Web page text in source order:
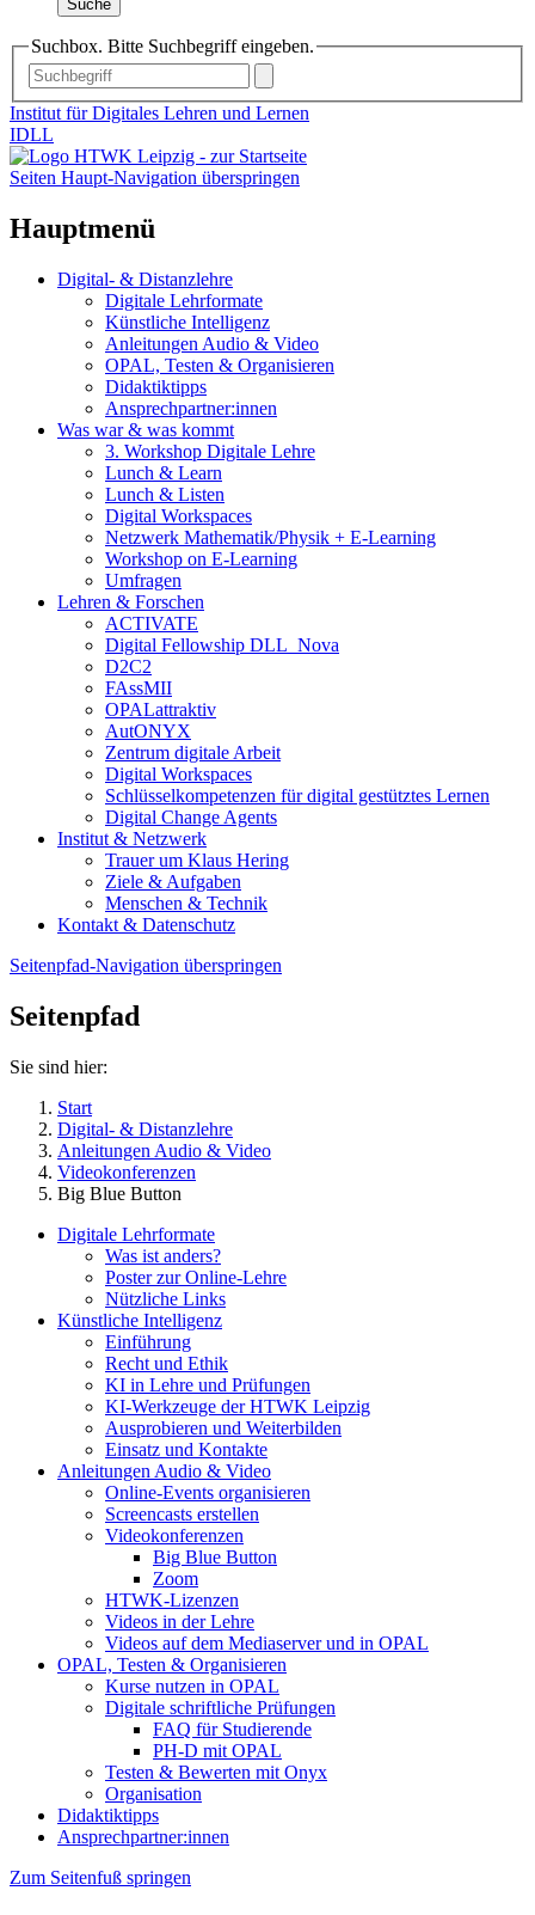
Suche
Suchbox. Bitte Suchbegriff eingeben.
Institut für Digitales Lehren und Lernen
IDLL
Seiten Haupt-Navigation überspringen
Hauptmenü
Digital- & Distanzlehre
Digitale Lehrformate
Künstliche Intelligenz
Anleitungen Audio & Video
OPAL, Testen & Organisieren
Didaktiktipps
Ansprechpartner:innen
Was war & was kommt
3. Workshop Digitale Lehre
Lunch & Learn
Lunch & Listen
Digital Workspaces
Netzwerk Mathematik/Physik + E-Learning
Workshop on E-Learning
Umfragen
Lehren & Forschen
ACTIVATE
Digital Fellowship DLL_Nova
D2C2
FAssMII
OPALattraktiv
AutONYX
Zentrum digitale Arbeit
Digital Workspaces
Schlüsselkompetenzen für digital gestütztes Lernen
Digital Change Agents
Institut & Netzwerk
Trauer um Klaus Hering
Ziele & Aufgaben
Menschen & Technik
Kontakt & Datenschutz
Seitenpfad-Navigation überspringen
Seitenpfad
Sie sind hier:
Start
Digital- & Distanzlehre
Anleitungen Audio & Video
Videokonferenzen
Big Blue Button
Digitale Lehrformate
Was ist anders?
Poster zur Online-Lehre
Nützliche Links
Künstliche Intelligenz
Einführung
Recht und Ethik
KI in Lehre und Prüfungen
KI-Werkzeuge der HTWK Leipzig
Ausprobieren und Weiterbilden
Einsatz und Kontakte
Anleitungen Audio & Video
Online-Events organisieren
Screencasts erstellen
Videokonferenzen
Big Blue Button
Zoom
HTWK-Lizenzen
Videos in der Lehre
Videos auf dem Mediaserver und in OPAL
OPAL, Testen & Organisieren
Kurse nutzen in OPAL
Digitale schriftliche Prüfungen
FAQ für Studierende
PH-D mit OPAL
Testen & Bewerten mit Onyx
Organisation
Didaktiktipps
Ansprechpartner:innen
Zum Seitenfuß springen